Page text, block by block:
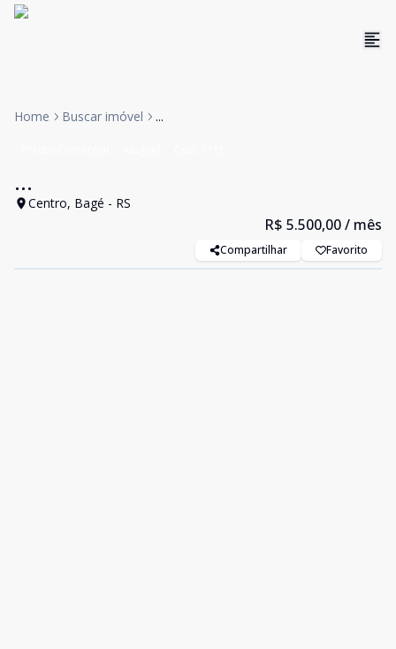
Home Buscar imóvel ...
...
Centro, Bagé - RS
R$ 5.500,00/ mês
Compartilhar Favorito